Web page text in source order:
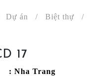
Dự án / Biệt thự /
17
Nha Trang